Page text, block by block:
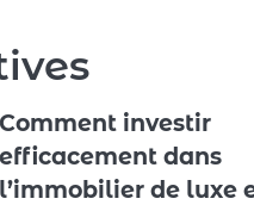
Comment investir
efficacement dans
l’immobilier de luxe